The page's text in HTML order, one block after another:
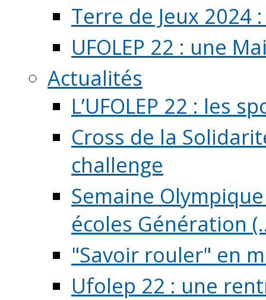
Terre de Jeux 2024
UFOLEP 22 : une
Actualités
L’UFOLEP 22 : les
Cross de la
challenge
Semaine
écoles Génération
"Savoir rouler" en
Ufolep 22 : une